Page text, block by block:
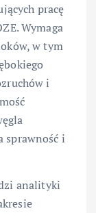
pracę
Wymaga
w tym
i
sprawność i
analityki